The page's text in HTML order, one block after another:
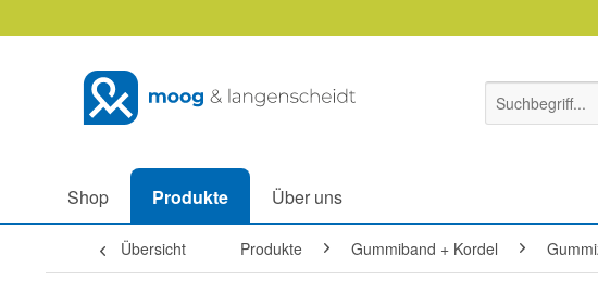
Shop Produkte Über uns
Übersicht Produkte Gummiband + Kordel